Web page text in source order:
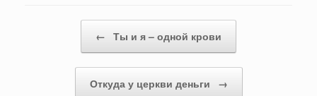
← Ты и я – одной крови
Откуда у церкви деньги →